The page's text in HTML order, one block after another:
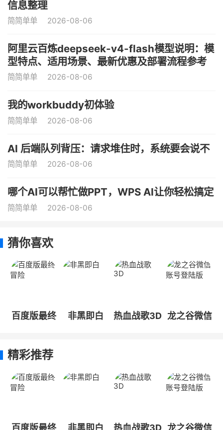
信息整理
简简单单 2026-08-06
阿里云百炼deepseek-v4-flash模型说明：模
型特点、适用场景、最新优惠及部署流程参考
简简单单 2026-08-06
我的workbuddy初体验
简简单单 2026-08-06
AI 后端队列背压：请求堆住时，系统要会说不
简简单单 2026-08-06
哪个AI可以帮忙做PPT，WPS AI让你轻松搞定
简简单单 2026-08-06
猜你喜欢
百度版最终
非黑即白 热血战歌3D
龙之谷微信
精彩推荐
百度版最终
非黑即白
热血战歌3D
龙之谷微信